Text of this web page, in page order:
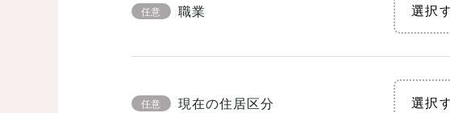
任意 職業
任意 現在の住居区分